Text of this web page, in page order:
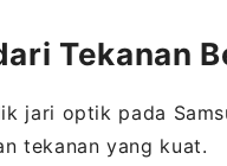
Tekanan
jari optik pada
tekanan yang kuat.